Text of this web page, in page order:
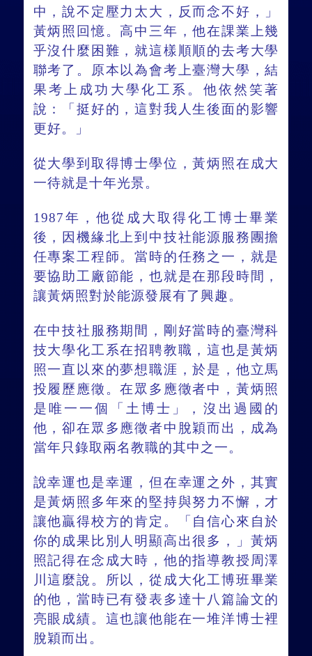
中，說不定壓力太大，反而念不好，」
黃炳照回憶。高中三年，他在課業上幾
乎沒什麼困難，就這樣順順的去考大學
聯考了。原本以為會考上臺灣大學，結
果考上成功大學化工系。他依然笑著
說：「挺好的，這對我人生後面的影響
更好。」
從大學到取得博士學位，黃炳照在成大
一待就是十年光景。
1987年，他從成大取得化工博士畢業
後，因機緣北上到中技社能源服務團擔
任專案工程師。當時的任務之一，就是
要協助工廠節能，也就是在那段時間，
讓黃炳照對於能源發展有了興趣。
在中技社服務期間，剛好當時的臺灣科
技大學化工系在招聘教職，這也是黃炳
照一直以來的夢想職涯，於是，他立馬
投履歷應徵。在眾多應徵者中，黃炳照
是唯一一個「土博士」，沒出過國的
他，卻在眾多應徵者中脫穎而出，成為
當年只錄取兩名教職的其中之一。
說幸運也是幸運，但在幸運之外，其實
是黃炳照多年來的堅持與努力不懈，才
讓他贏得校方的肯定。「自信心來自於
你的成果比別人明顯高出很多，」黃炳
照記得在念成大時，他的指導教授周澤
川這麼說。所以，從成大化工博班畢業
的他，當時已有發表多達十八篇論文的
亮眼成績。這也讓他能在一堆洋博士裡
脫穎而出。